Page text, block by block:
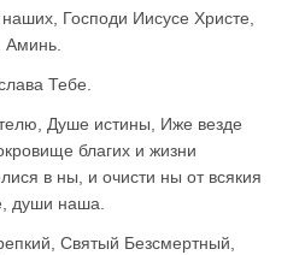
Господи Иисусе Христе,
Аминь.
Тебе.
Душе истины, Иже везде
благих и жизни
в ны, и очисти ны от всякия
души наша.
Святый Безсмертный,